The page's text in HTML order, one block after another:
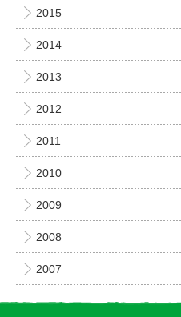
2015
2014
2013
2012
2011
2010
2009
2008
2007